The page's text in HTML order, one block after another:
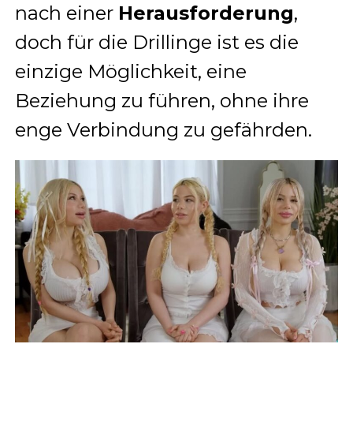
nach einer Herausforderung,
doch für die Drillinge ist es die
einzige Möglichkeit, eine
Beziehung zu führen, ohne ihre
enge Verbindung zu gefährden.